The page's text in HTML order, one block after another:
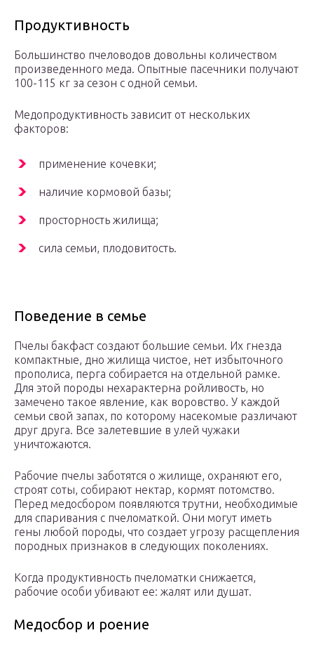
Продуктивность
Большинство пчеловодов довольны количеством
произведенного меда. Опытные пасечники получают
100-115 кг за сезон с одной семьи.
Медопродуктивность зависит от нескольких
факторов:
применение кочевки;
наличие кормовой базы;
просторность жилища;
сила семьи, плодовитость.
Поведение в семье
Пчелы бакфаст создают большие семьи. Их гнезда
компактные, дно жилища чистое, нет избыточного
прополиса, перга собирается на отдельной рамке.
Для этой породы нехарактерна ройливость, но
замечено такое явление, как воровство. У каждой
семьи свой запах, по которому насекомые различают
друг друга. Все залетевшие в улей чужаки
уничтожаются.
Рабочие пчелы заботятся о жилище, охраняют его,
строят соты, собирают нектар, кормят потомство.
Перед медосбором появляются трутни, необходимые
для спаривания с пчеломаткой. Они могут иметь
гены любой породы, что создает угрозу расщепления
породных признаков в следующих поколениях.
Когда продуктивность пчеломатки снижается,
рабочие особи убивают ее: жалят или душат.
Медосбор и роение